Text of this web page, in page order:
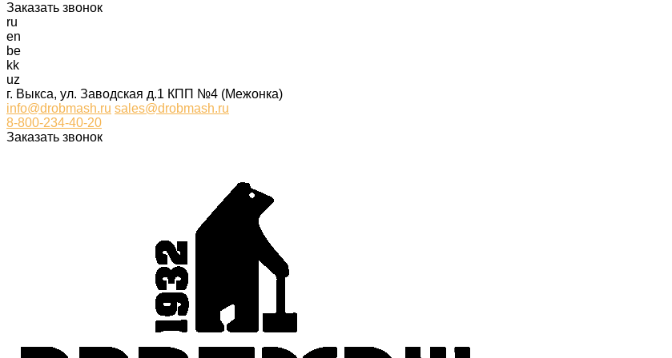
Заказать звонок
ru
en
be
kk
uz
г. Выкса, ул. Заводская д.1 КПП №4 (Межонка)
info@drobmash.ru sales@drobmash.ru
8-800-234-40-20
Заказать звонок